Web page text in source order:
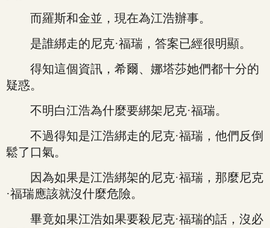
而羅斯和金並，現在為江浩辦事。
是誰綁走的尼克·福瑞，答案已經很明顯。
得知這個資訊，希爾、娜塔莎她們都十分的
疑惑。
不明白江浩為什麼要綁架尼克·福瑞。
不過得知是江浩綁走的尼克·福瑞，他們反倒
鬆了口氣。
因為如果是江浩綁架的尼克·福瑞，那麼尼克
·福瑞應該就沒什麼危險。
畢竟如果江浩如果要殺尼克·福瑞的話，沒必